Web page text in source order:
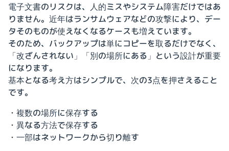
電子文書のリスクは、人的ミスやシステム障害だけではあ
りません。近年はランサムウェアなどの攻撃により、デー
タそのものが使えなくなるケースも増えています。
そのため、バックアップは単にコピーを取るだけでなく、
「改ざんされない」「別の場所にある」という設計が重要
になります。
基本となる考え方はシンプルで、次の3点を押さえること
です。
・複数の場所に保存する
・異なる方法で保存する
・一部はネットワークから切り離す